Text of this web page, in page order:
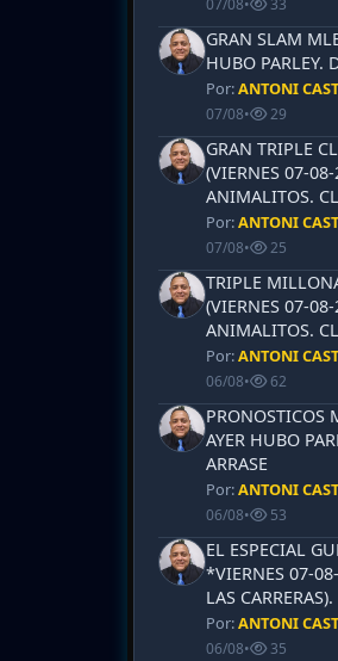
07/08• 33
GRAN SLAM
HUBO PARLEY.
Por:ANTONI
07/08• 29
GRAN TRIPLE
(VIERNES 07-
ANIMALITOS.
Por:ANTONI
07/08• 25
TRIPLE
(VIERNES 07-
ANIMALITOS.
Por:ANTONI
06/08• 62
PRONOSTICOS
AYER HUBO
ARRASE
Por:ANTONI
06/08• 53
EL ESPECIAL
*VIERNES 07-
LAS
Por:ANTONI
06/08• 35